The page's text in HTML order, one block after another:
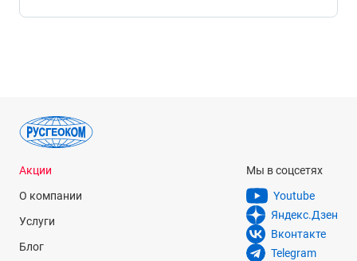
Акции
О компании
Услуги
Блог
Мы в соцсетях
Youtube
Яндекс.Дзен
Вконтакте
Telegram